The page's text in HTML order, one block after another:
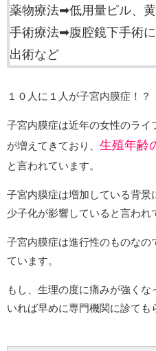
薬物療法➡低用量ピル、
手術療法➡腹腔鏡下手術
出術など
１０人に１人が子宮内膜症！？
子宮内膜症は近年の女性のラ
が増えてきており、 生殖年齢
と言われています。
子宮内膜症は増加している背景
少子化が影響していると言われ
子宮内膜症は進行性のものな
ています。
もし、生理の度に痛みが強く
いれば早めに専門機関に診ても